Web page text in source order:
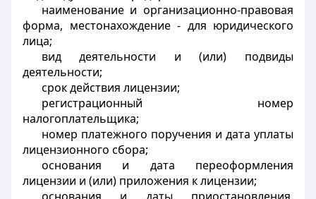
наименование и организационно-правовая
форма, местонахождение - для юридического
лица;
вид деятельности и (или) подвиды
деятельности;
срок действия лицензии;
регистрационный номер
налогоплательщика;
номер платежного поручения и дата уплаты
лицензионного сбора;
основания и дата переоформления
лицензии и (или) приложения к лицензии;